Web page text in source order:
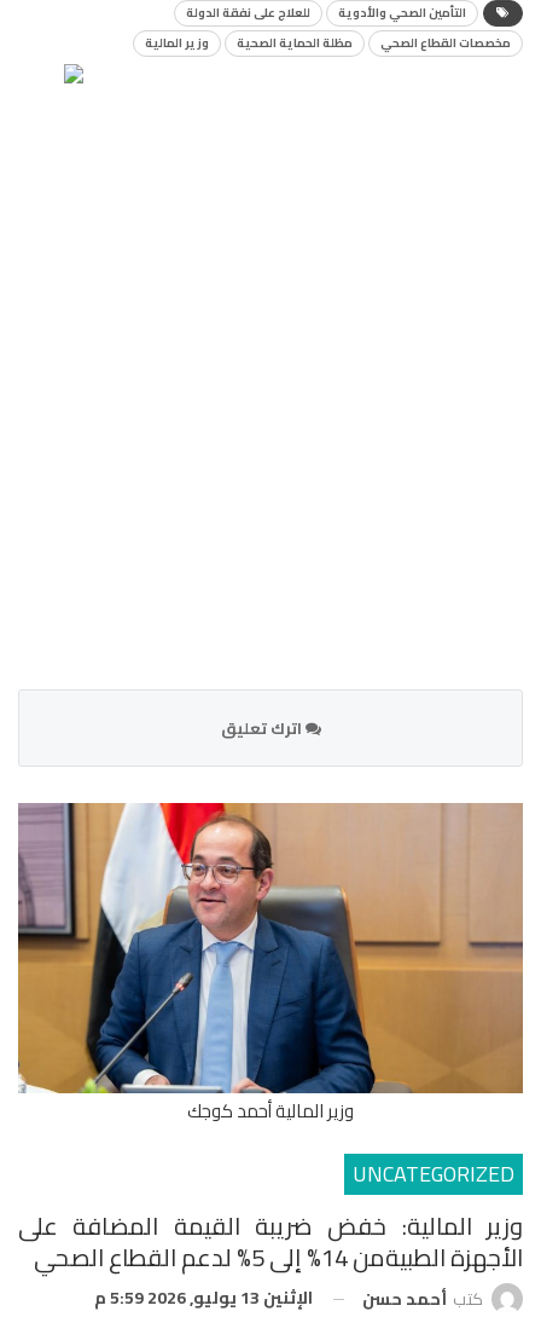
التأمين الصحي والأدوية
للعلاج على نفقة الدولة
مخصصات القطاع الصحي
مظلة الحماية الصحية وزير المالية
اترك تعليق
وزير المالية أحمد كوجك
UNCATEGORIZED
وزير المالية: خفض ضريبة القيمة المضافة على
الأجهزة الطبيةمن 14% إلى 5% لدعم القطاع الصحي
كتب أحمد حسن الإثنين 13 يوليو, 2026 5:59 م